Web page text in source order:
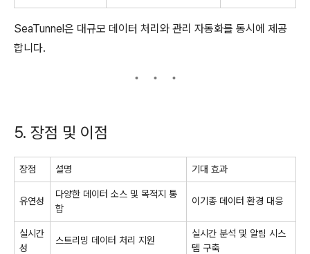
SeaTunnel은 대규모 데이터 처리와 관리 자동화를 동시에 제공
합니다.
5. 장점 및 이점
장점 설명 기대 효과
유연성
다양한 데이터 소스 및 목적지 통
합
이기종 데이터 환경 대응
실시간
성
스트리밍 데이터 처리 지원
실시간 분석 및 알림 시스
템 구축